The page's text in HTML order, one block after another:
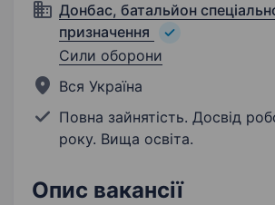
Донбас, батальйон
призначення
Сили оборони
Вся Україна
Повна зайнятість. Досвід
року. Вища освіта.
Опис вакансії